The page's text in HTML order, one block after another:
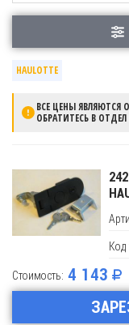
HAULOTTE
ВСЕ ЦЕНЫ
ОБРАТИТЕСЬ В
Код
Стоимость: 4 143